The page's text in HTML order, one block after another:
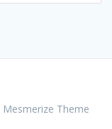
Mesmerize Theme